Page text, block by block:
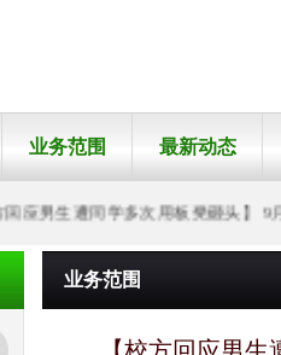
业务范围 最新动态
应男生遭同学多次用板凳砸头】 9月
业务范围